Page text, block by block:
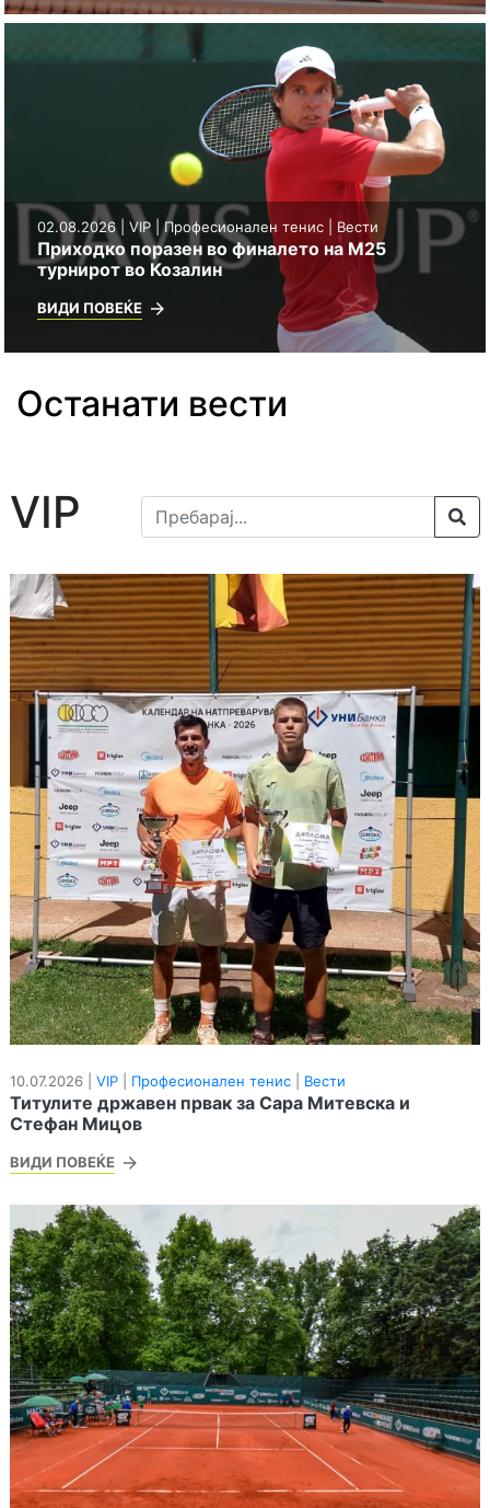
02.08.2026 | VIP | Професионален тенис | Вести
Приходко поразен во финалето на М25
турнирот во Козалин
ВИДИ ПОВЕЌЕ
Останати вести
VIP
10.07.2026 | VIP Професионален тенис Вести
Титулите државен првак за Сара Митевска и
Стефан Мицов
ВИДИ ПОВЕЌЕ